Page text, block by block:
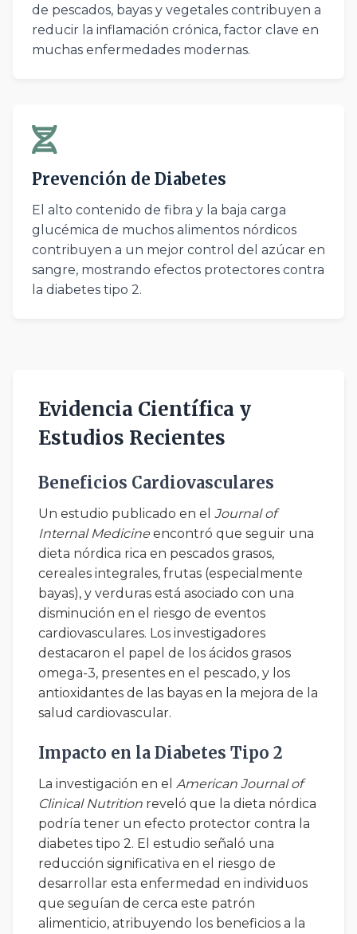
de pescados, bayas y vegetales contribuyen a
reducir la inflamación crónica, factor clave en
muchas enfermedades modernas.
Prevención de Diabetes
El alto contenido de fibra y la baja carga
glucémica de muchos alimentos nórdicos
contribuyen a un mejor control del azúcar en
sangre, mostrando efectos protectores contra
la diabetes tipo 2.
Evidencia Científica y
Estudios Recientes
Beneficios Cardiovasculares
Un estudio publicado en el Journal of
Internal Medicine encontró que seguir una
dieta nórdica rica en pescados grasos,
cereales integrales, frutas (especialmente
bayas), y verduras está asociado con una
disminución en el riesgo de eventos
cardiovasculares. Los investigadores
destacaron el papel de los ácidos grasos
omega-3, presentes en el pescado, y los
antioxidantes de las bayas en la mejora de la
salud cardiovascular.
Impacto en la Diabetes Tipo 2
La investigación en el American Journal of
Clinical Nutrition reveló que la dieta nórdica
podría tener un efecto protector contra la
diabetes tipo 2. El estudio señaló una
reducción significativa en el riesgo de
desarrollar esta enfermedad en individuos
que seguían de cerca este patrón
alimenticio, atribuyendo los beneficios a la